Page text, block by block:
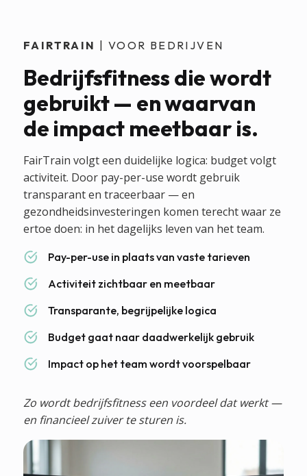
FAIRTRAIN | VOOR BEDRIJVEN
Bedrijfsfitness die wordt
gebruikt — en waarvan
de impact meetbaar is.
FairTrain volgt een duidelijke logica: budget volgt
activiteit. Door pay-per-use wordt gebruik
transparant en traceerbaar — en
gezondheidsinvesteringen komen terecht waar ze
ertoe doen: in het dagelijks leven van het team.
Pay-per-use in plaats van vaste tarieven
Activiteit zichtbaar en meetbaar
Transparante, begrijpelijke logica
Budget gaat naar daadwerkelijk gebruik
Impact op het team wordt voorspelbaar
Zo wordt bedrijfsfitness een voordeel dat werkt —
en financieel zuiver te sturen is.